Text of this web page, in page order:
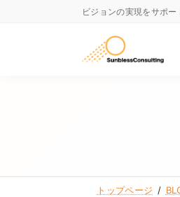
ビジョンの実現をサポ
トップページ